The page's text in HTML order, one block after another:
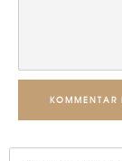
KOMMENTAR